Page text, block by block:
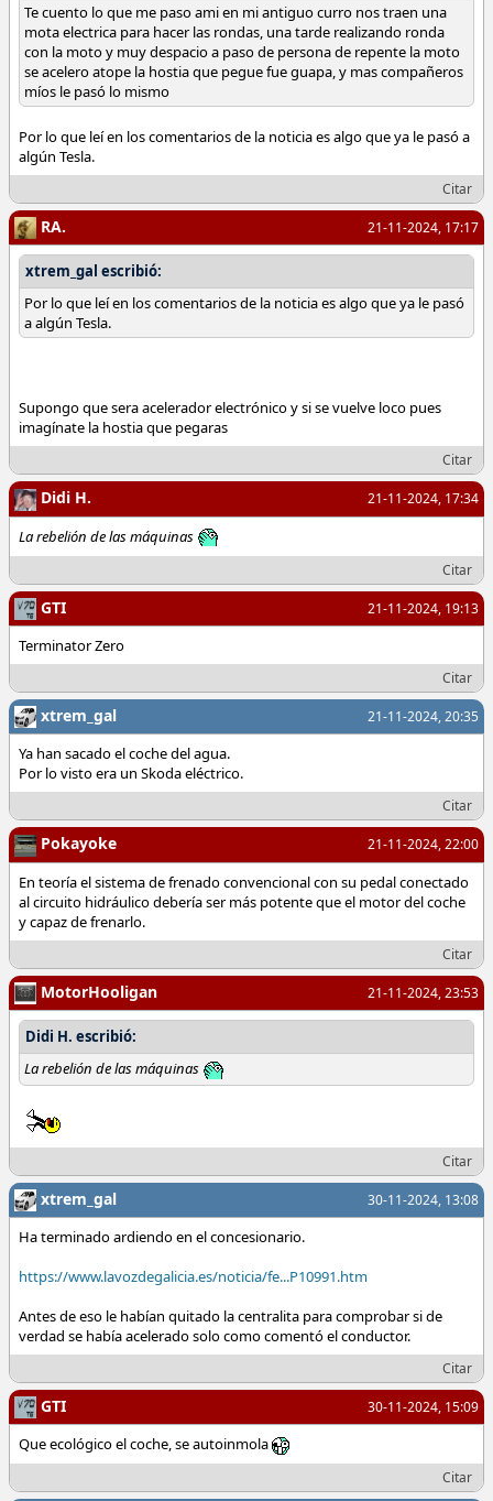
Te cuento lo que me paso ami en mi antiguo curro nos traen una
mota electrica para hacer las rondas, una tarde realizando ronda
con la moto y muy despacio a paso de persona de repente la moto
se acelero atope la hostia que pegue fue guapa, y mas compañeros
míos le pasó lo mismo
Por lo que leí en los comentarios de la noticia es algo que ya le pasó a
algún Tesla.
Citar
21-11-2024, 17:17
RA.
xtrem_gal escribió:
Por lo que leí en los comentarios de la noticia es algo que ya le pasó
a algún Tesla.
Supongo que sera acelerador electrónico y si se vuelve loco pues
imagínate la hostia que pegaras
Citar
21-11-2024, 17:34
Didi H.
La rebelión de las máquinas
Citar
21-11-2024, 19:13
GTI
Terminator Zero
Citar
21-11-2024, 20:35
xtrem_gal
Ya han sacado el coche del agua.
Por lo visto era un Skoda eléctrico.
Citar
21-11-2024, 22:00
Pokayoke
En teoría el sistema de frenado convencional con su pedal conectado
al circuito hidráulico debería ser más potente que el motor del coche
y capaz de frenarlo.
Citar
21-11-2024, 23:53
MotorHooligan
Didi H. escribió:
La rebelión de las máquinas
Citar
30-11-2024, 13:08
xtrem_gal
Ha terminado ardiendo en el concesionario.
https://www.lavozdegalicia.es/noticia/fe...P10991.htm
Antes de eso le habían quitado la centralita para comprobar si de
verdad se había acelerado solo como comentó el conductor.
Citar
30-11-2024, 15:09
GTI
Que ecológico el coche, se autoinmola
Citar